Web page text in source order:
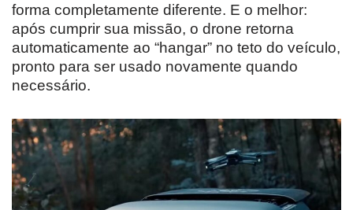
forma completamente diferente. E o melhor:
após cumprir sua missão, o drone retorna
automaticamente ao “hangar” no teto do veículo,
pronto para ser usado novamente quando
necessário.